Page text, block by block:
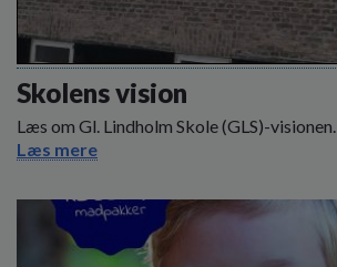
Skolens vision
Læs om Gl. Lindholm Skole (GLS)-visionen.
Læs mere